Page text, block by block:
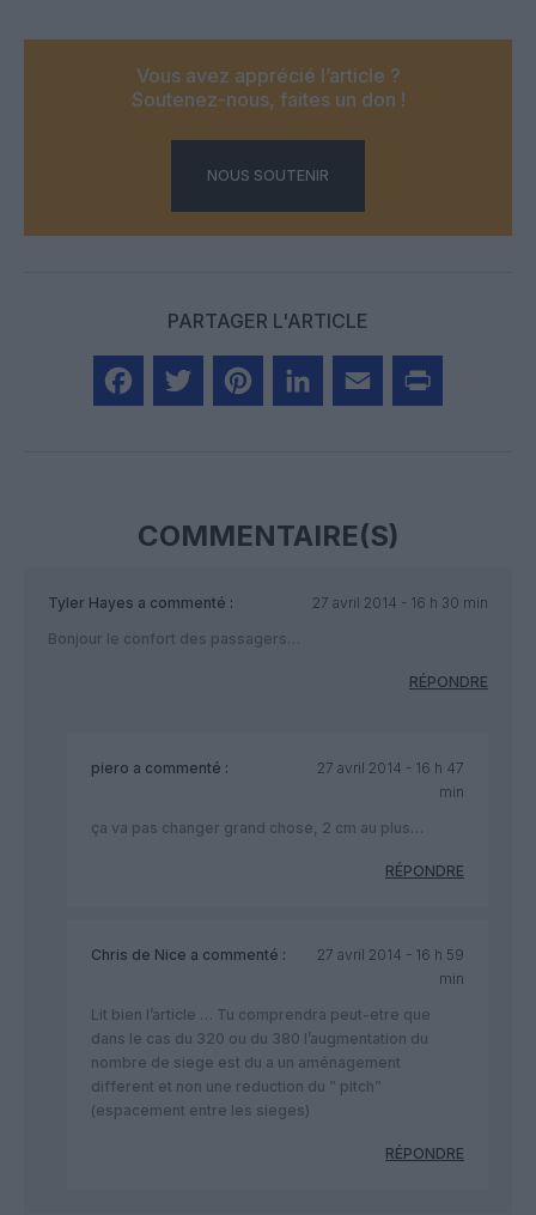
Vous avez apprécié l’article ?
Soutenez-nous, faites un don !
NOUS SOUTENIR
PARTAGER L'ARTICLE
COMMENTAIRE(S)
Tyler Hayes a commenté :
27 avril 2014 - 16 h 30 min
Bonjour le confort des passagers…
RÉPONDRE
piero a commenté :
27 avril 2014 - 16 h 47
min
ça va pas changer grand chose, 2 cm au plus…
RÉPONDRE
Chris de Nice a commenté :
27 avril 2014 - 16 h 59
min
Lit bien l’article … Tu comprendra peut-etre que
dans le cas du 320 ou du 380 l’augmentation du
nombre de siege est du a un aménagement
different et non une reduction du ” pitch”
(espacement entre les sieges)
RÉPONDRE